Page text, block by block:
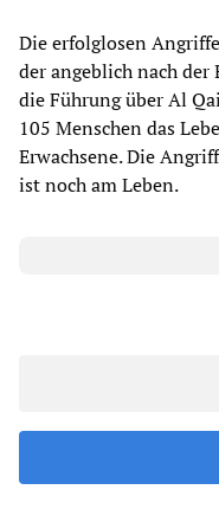
Die erfolglosen
der angeblich nach
die Führung über Al
105 Menschen das
Erwachsene. Die
ist noch am Leben.